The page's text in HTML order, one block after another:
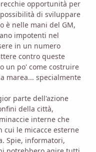
opportunità per
di sviluppare
è nelle mani del GM,
impotenti nel
in un numero
contro queste
un po' come costruire
marea... specialmente
parte dell'azione
della città,
interne che
cui le micacce esterne
Spie, informatori,